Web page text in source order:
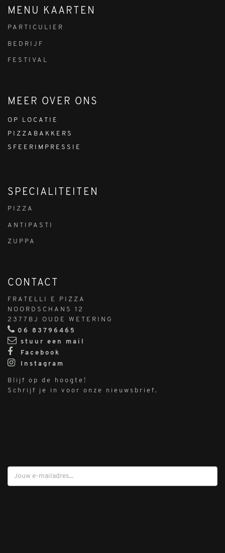
MENU KAARTEN
PARTICULIER
BEDRIJF
FESTIVAL
MEER OVER ONS
OP LOCATIE
PIZZABAKKERS
SFEERIMPRESSIE
SPECIALITEITEN
PIZZA
ANTIPASTI
ZUPPA
CONTACT
FRATELLI E PIZZA
NOORDSCHANS 12
2377BJ OUDE WETERING
06 83796465
stuur een mail
Facebook
Instagram
Blijf op de hoogte!
Schrijf je in voor onze nieuwsbrief.